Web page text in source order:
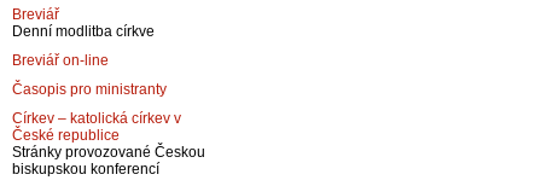
Breviář
Denní modlitba církve
Breviář on-line
Časopis pro ministranty
Církev – katolická církev v
České republice
Stránky provozované Českou
biskupskou konferencí